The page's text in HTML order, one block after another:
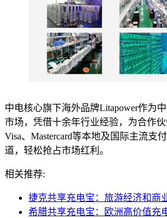
中电核心旗下海外品牌Litapower作为
市场，凭借十余年行业经验，为合作
Visa、Mastercard等本地及国际主流
道，轻松抢占市场红利。
相关推荐:
捷克共享充电宝：旅游经济和商
希腊共享充电宝：欧洲高价值充